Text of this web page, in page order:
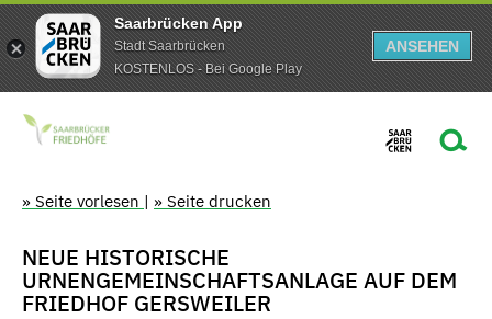
Saarbrücken App
Stadt Saarbrücken
KOSTENLOS - Bei Google Play
ANSEHEN
» Seite vorlesen | » Seite drucken
NEUE HISTORISCHE
URNENGEMEINSCHAFTSANLAGE AUF DEM
FRIEDHOF GERSWEILER